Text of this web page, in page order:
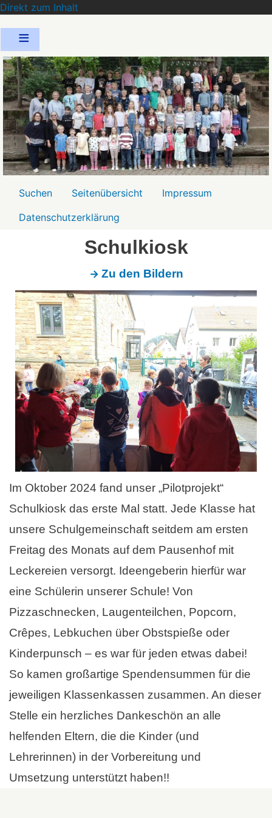
Direkt zum Inhalt
Menü2
Suchen Seitenübersicht
Impressum
Datenschutzerklärung
Schulkiosk
→ Zu den Bildern
Im Oktober 2024 fand unser „Pilotprojekt“
Schulkiosk das erste Mal statt. Jede Klasse hat
unsere Schulgemeinschaft seitdem am ersten
Freitag des Monats auf dem Pausenhof mit
Leckereien versorgt. Ideengeberin hierfür war
eine Schülerin unserer Schule! Von
Pizzaschnecken, Laugenteilchen, Popcorn,
Crêpes, Lebkuchen über Obstspieße oder
Kinderpunsch – es war für jeden etwas dabei!
So kamen großartige Spendensummen für die
jeweiligen Klassenkassen zusammen. An dieser
Stelle ein herzliches Dankeschön an alle
helfenden Eltern, die die Kinder (und
Lehrerinnen) in der Vorbereitung und
Umsetzung unterstützt haben!!